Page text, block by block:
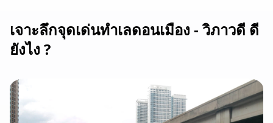
เจาะลึกจุดเด่นทำเลดอนเมือง - วิภาวดี ดี
ยังไง ?